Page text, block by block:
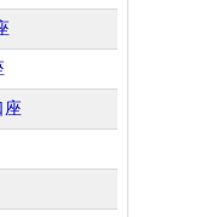
座